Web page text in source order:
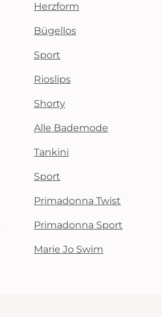
Herzform
Bügellos
Sport
Rioslips
Shorty
Alle Bademode
Tankini
Sport
Primadonna Twist
Primadonna Sport
Marie Jo Swim